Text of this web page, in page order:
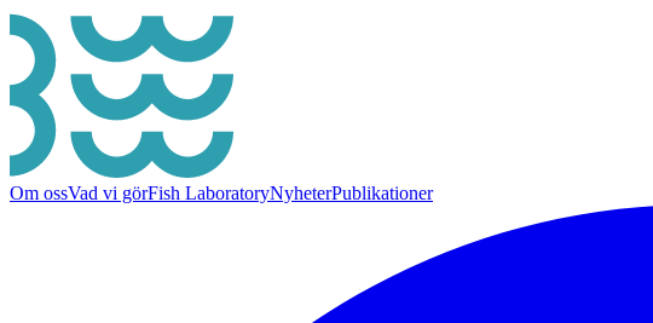
Om ossVad vi görFish LaboratoryNyheterPublikationer